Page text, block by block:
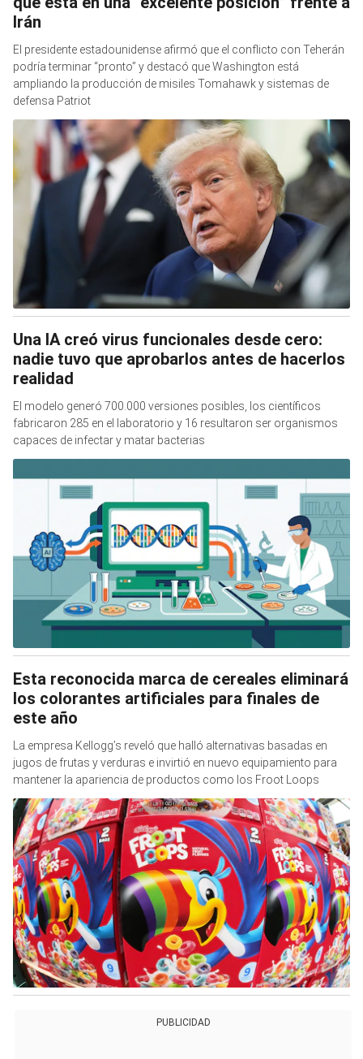
Irán
El presidente estadounidense afirmó que el conflicto con Teherán
podría terminar “pronto” y destacó que Washington está
ampliando la producción de misiles Tomahawk y sistemas de
defensa Patriot
Una IA creó virus funcionales desde cero:
nadie tuvo que aprobarlos antes de hacerlos
realidad
El modelo generó 700.000 versiones posibles, los científicos
fabricaron 285 en el laboratorio y 16 resultaron ser organismos
capaces de infectar y matar bacterias
Esta reconocida marca de cereales eliminará
los colorantes artificiales para finales de
este año
La empresa Kellogg’s reveló que halló alternativas basadas en
jugos de frutas y verduras e invirtió en nuevo equipamiento para
mantener la apariencia de productos como los Froot Loops
PUBLICIDAD